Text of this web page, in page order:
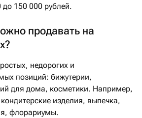
до 150 000 рублей.
продавать на
недорогих и
позиций: бижутерии,
для дома, косметики. Например,
изделия, выпечка,
флорариумы.